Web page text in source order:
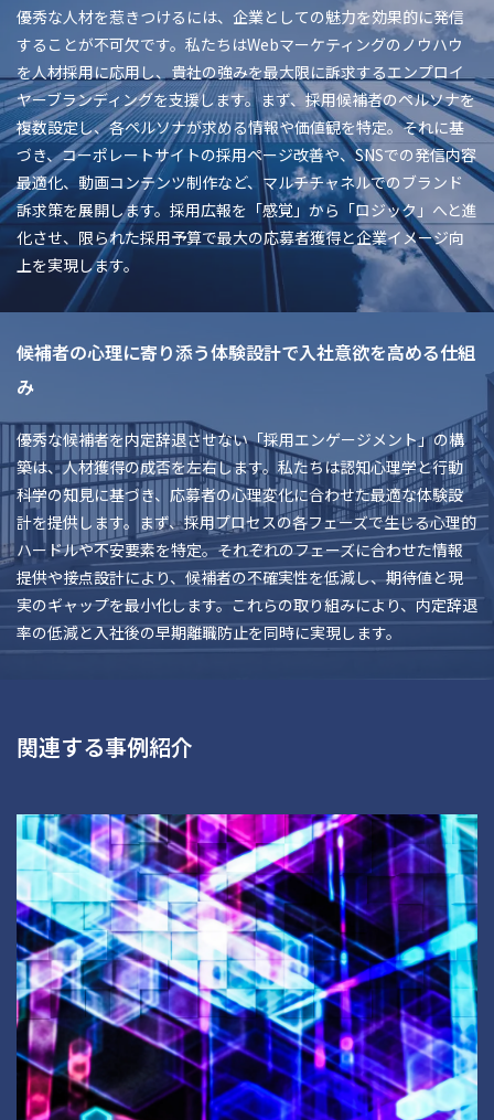
優秀な人材を惹きつけるには、企業としての魅力を効果的に発信
することが不可欠です。私たちはWebマーケティングのノウハウ
を人材採用に応用し、貴社の強みを最大限に訴求するエンプロイ
ヤーブランディングを支援します。まず、採用候補者のペルソナを
複数設定し、各ペルソナが求める情報や価値観を特定。それに基
づき、コーポレートサイトの採用ページ改善や、SNSでの発信内容
最適化、動画コンテンツ制作など、マルチチャネルでのブランド
訴求策を展開します。採用広報を「感覚」から「ロジック」へと進
化させ、限られた採用予算で最大の応募者獲得と企業イメージ向
上を実現します。
候補者の心理に寄り添う体験設計で入社意欲を高める仕組
み
優秀な候補者を内定辞退させない「採用エンゲージメント」の構
築は、人材獲得の成否を左右します。私たちは認知心理学と行動
科学の知見に基づき、応募者の心理変化に合わせた最適な体験設
計を提供します。まず、採用プロセスの各フェーズで生じる心理的
ハードルや不安要素を特定。それぞれのフェーズに合わせた情報
提供や接点設計により、候補者の不確実性を低減し、期待値と現
実のギャップを最小化します。これらの取り組みにより、内定辞退
率の低減と入社後の早期離職防止を同時に実現します。
関連する事例紹介